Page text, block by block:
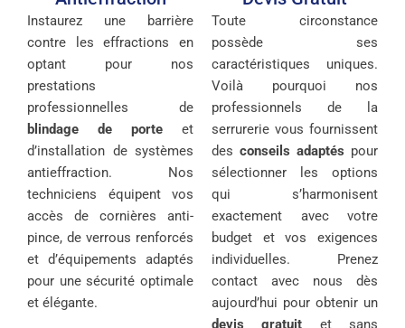
Instaurez une barrière
contre les effractions en
optant pour nos
prestations
professionnelles de
blindage de porte et
d’installation de systèmes
antieffraction. Nos
techniciens équipent vos
accès de cornières anti-
pince, de verrous renforcés
et d’équipements adaptés
pour une sécurité optimale
et élégante.
Toute circonstance
possède ses
caractéristiques uniques.
Voilà pourquoi nos
professionnels de la
serrurerie vous fournissent
des conseils adaptés pour
sélectionner les options
qui s’harmonisent
exactement avec votre
budget et vos exigences
individuelles. Prenez
contact avec nous dès
aujourd’hui pour obtenir un
devis gratuit et sans